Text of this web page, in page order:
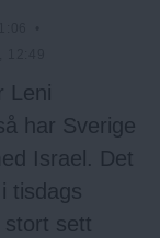
Leni
har Sverige
Israel. Det
tisdags
stort sett